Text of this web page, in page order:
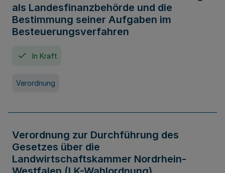
als Landesfinanzbehörde und die
Bestimmung seiner Aufgaben im
Besteuerungsverfahren
In Kraft
Verordnung
Verordnung zur Durchführung des
Gesetzes über die
Landwirtschaftskammer Nordrhein-